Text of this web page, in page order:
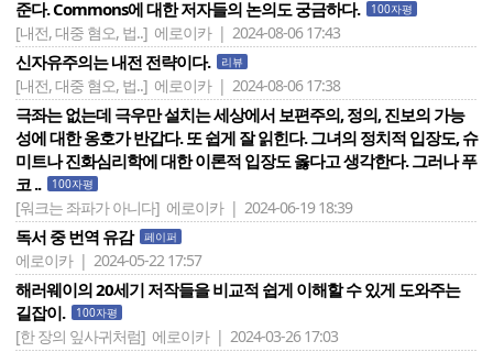
준다. Commons에 대한 저자들의 논의도 궁금하다.
100자평
[내전, 대중 혐오, 법..] 에로이카 | 2024-08-06 17:43
신자유주의는 내전 전략이다. 리뷰
[내전, 대중 혐오, 법..] 에로이카 | 2024-08-06 17:38
극좌는 없는데 극우만 설치는 세상에서 보편주의, 정의, 진보의 가능
성에 대한 옹호가 반갑다. 또 쉽게 잘 읽힌다. 그녀의 정치적 입장도, 슈
미트나 진화심리학에 대한 이론적 입장도 옳다고 생각한다. 그러나 푸
코 ..
100자평
[워크는 좌파가 아니다] 에로이카 | 2024-06-19 18:39
독서 중 번역 유감 페이퍼
에로이카 | 2024-05-22 17:57
해러웨이의 20세기 저작들을 비교적 쉽게 이해할 수 있게 도와주는
길잡이.
100자평
[한 장의 잎사귀처럼] 에로이카 | 2024-03-26 17:03